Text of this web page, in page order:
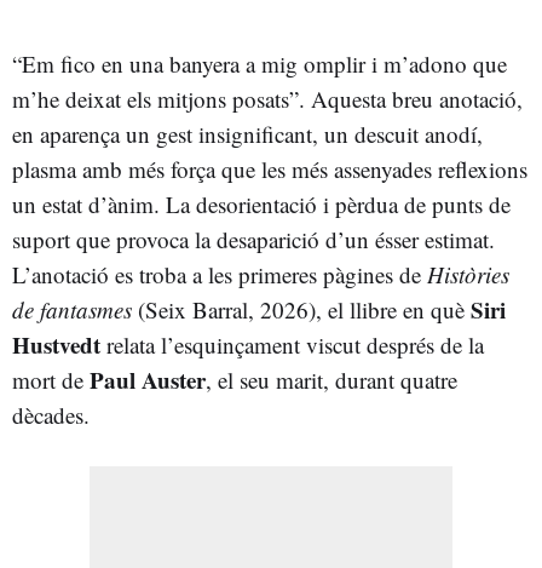
“Em fico en una banyera a mig omplir i m’adono que
m’he deixat els mitjons posats”. Aquesta breu anotació,
en aparença un gest insignificant, un descuit anodí,
plasma amb més força que les més assenyades reflexions
un estat d’ànim. La desorientació i pèrdua de punts de
suport que provoca la desaparició d’un ésser estimat.
L’anotació es troba a les primeres pàgines de Històries
de fantasmes (Seix Barral, 2026), el llibre en què Siri
Hustvedt relata l’esquinçament viscut després de la
mort de Paul Auster, el seu marit, durant quatre
dècades.